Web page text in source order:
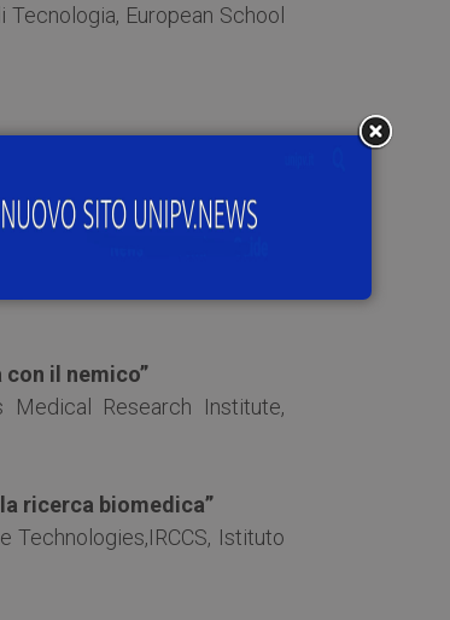
European School
e
Europeo di Oncologia
il nemico”
Medical Research Institute,
ricerca biomedica”
Technologies,IRCCS, Istituto